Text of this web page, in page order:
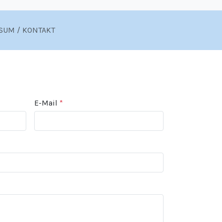
/ KONTAKT
E-Mail *